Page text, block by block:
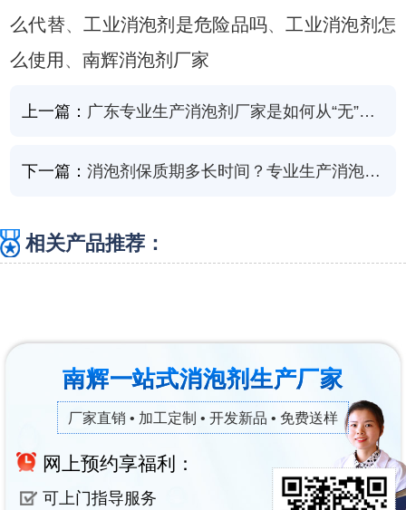
么代替、 工业消泡剂是危险品吗、 工业消泡剂怎
么使用 、南辉消泡剂厂家
上一篇： 广东专业生产消泡剂厂家是如何从“无”到“有”
下一篇： 消泡剂保质期多长时间？专业生产消泡剂厂家告诉你
相关产品推荐：
南辉一站式消泡剂生产厂家
厂家直销 • 加工定制 • 开发新品 • 免费送样
网上预约享福利：
可上门指导服务